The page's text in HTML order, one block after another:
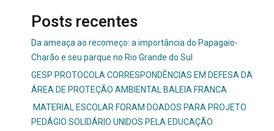
Posts recentes
Da ameaça ao recomeço: a importância do Papagaio-
Charão e seu parque no Rio Grande do Sul
GESP PROTOCOLA CORRESPONDÊNCIAS EM DEFESA DA
ÁREA DE PROTEÇÃO AMBIENTAL BALEIA FRANCA
MATERIAL ESCOLAR FORAM DOADOS PARA PROJETO
PEDÁGIO SOLIDÁRIO UNIDOS PELA EDUCAÇÃO